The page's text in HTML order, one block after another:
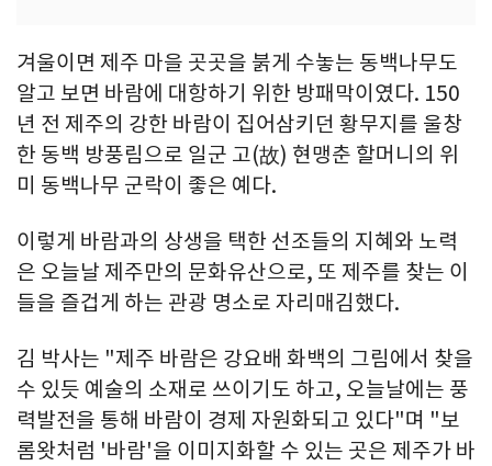
겨울이면 제주 마을 곳곳을 붉게 수놓는 동백나무도
알고 보면 바람에 대항하기 위한 방패막이였다. 150
년 전 제주의 강한 바람이 집어삼키던 황무지를 울창
한 동백 방풍림으로 일군 고(故) 현맹춘 할머니의 위
미 동백나무 군락이 좋은 예다.
이렇게 바람과의 상생을 택한 선조들의 지혜와 노력
은 오늘날 제주만의 문화유산으로, 또 제주를 찾는 이
들을 즐겁게 하는 관광 명소로 자리매김했다.
김 박사는 "제주 바람은 강요배 화백의 그림에서 찾을
수 있듯 예술의 소재로 쓰이기도 하고, 오늘날에는 풍
력발전을 통해 바람이 경제 자원화되고 있다"며 "보
롬왓처럼 '바람'을 이미지화할 수 있는 곳은 제주가 바